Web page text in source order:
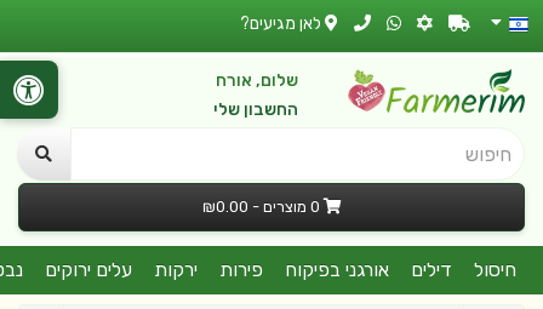
לאן מגיעים?
שלום, אורח
החשבון שלי
חיפוש
0 מוצרים - ₪0.00
חיסול דילים אורגני בפיקוח פירות ירקות עלים ירוקים